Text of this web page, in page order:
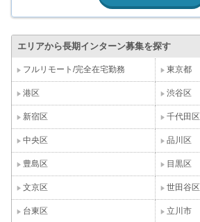
エリアから長期インターン募集を探す
フルリモート/完全在宅勤務 東京都
港区 渋谷区
新宿区 千代田区
中央区 品川区
豊島区 目黒区
文京区 世田谷区
台東区 立川市